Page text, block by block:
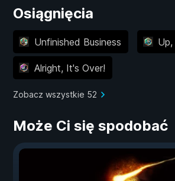
Osiągnięcia
Unfinished Business
Alright, It's Over!
Zobacz wszystkie 52
Może Ci się spodobać